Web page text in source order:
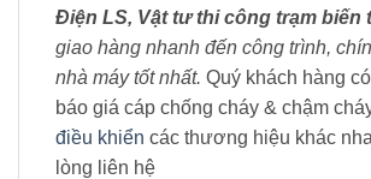
Điện LS, Vật tư thi công trạm biến
giao hàng nhanh đến công trình,
nhà máy tốt nhất. Quý khách hàng
báo giá cáp chống cháy & chậm
điều khiển các thương hiệu khác
lòng liên hệ